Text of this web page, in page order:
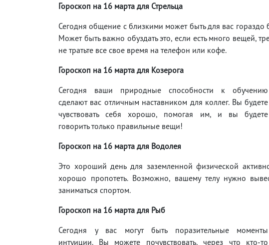
Гороскоп на 16 марта для Стрельца
Сегодня общение с близкими может быть для вас
Может быть важно обуздать это, если есть много вещей,
не тратьте все свое время на телефон или кофе.
Гороскоп на 16 марта для Козерога
Сегодня ваши природные способности к обучению
сделают вас отличным наставником для коллег. Вы будете
чувствовать себя хорошо, помогая им, и вы будете
говорить только правильные вещи!
Гороскоп на 16 марта для Водолея
Это хороший день для заземленной физической
хорошо пропотеть. Возможно, вашему телу нужно
заниматься спортом.
Гороскоп на 16 марта для Рыб
Сегодня у вас могут быть поразительные моменты
интуиции. Вы можете почувствовать, через что кто-то